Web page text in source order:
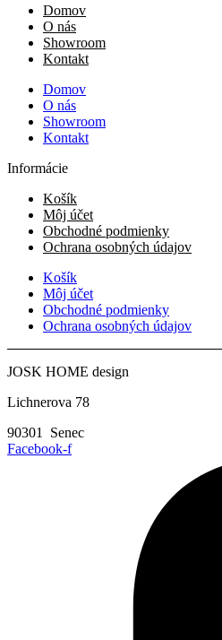
Domov
O nás
Showroom
Kontakt
Domov
O nás
Showroom
Kontakt
Informácie
Košík
Môj účet
Obchodné podmienky
Ochrana osobných údajov
Košík
Môj účet
Obchodné podmienky
Ochrana osobných údajov
JOSK HOME design
Lichnerova 78
90301 Senec
Facebook-f